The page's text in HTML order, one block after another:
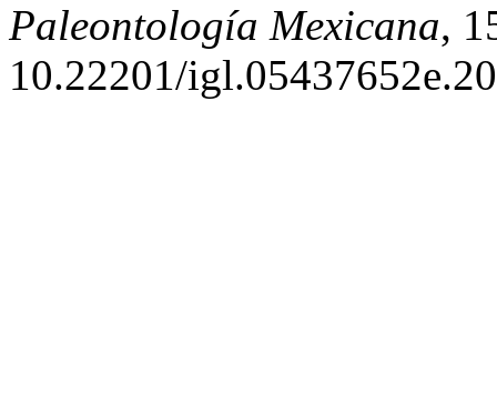
Paleontología Mexicana,
10.22201/